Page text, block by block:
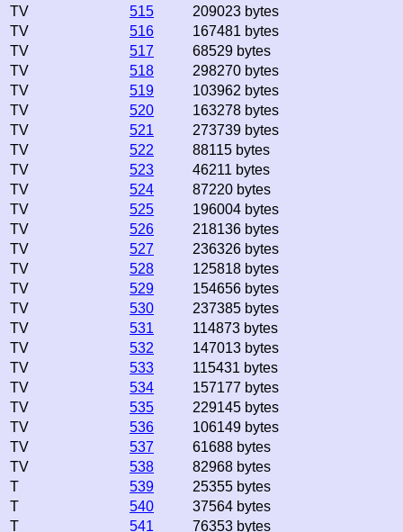
TV
515
209023 bytes
TV
516
167481 bytes
TV
517
68529 bytes
TV
518
298270 bytes
TV
519
103962 bytes
TV
520
163278 bytes
TV
521
273739 bytes
TV
522
88115 bytes
TV
523
46211 bytes
TV
524
87220 bytes
TV
525
196004 bytes
TV
526
218136 bytes
TV
527
236326 bytes
TV
528
125818 bytes
TV
529
154656 bytes
TV
530
237385 bytes
TV
531
114873 bytes
TV
532
147013 bytes
TV
533
115431 bytes
TV
534
157177 bytes
TV
535
229145 bytes
TV
536
106149 bytes
TV
537
61688 bytes
TV
538
82968 bytes
T
539
25355 bytes
T
540
37564 bytes
T
541 76353 bytes